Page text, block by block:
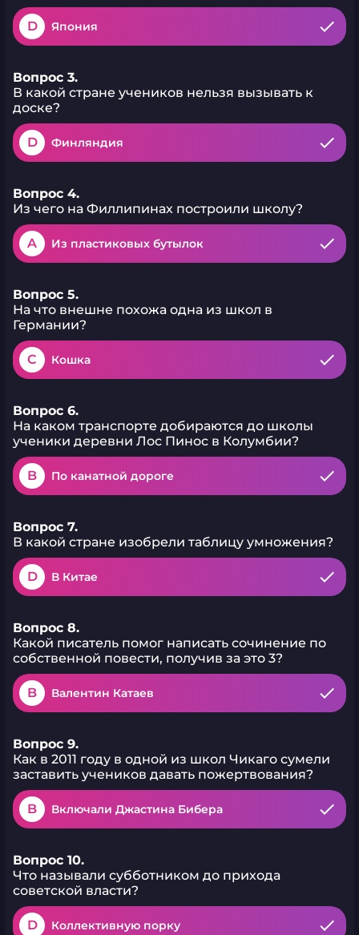
D Япония
Вопрос 3.
В какой стране учеников нельзя вызывать к
доске?
D Финляндия
Вопрос 4.
Из чего на Филлипинах построили школу?
A Из пластиковых бутылок
Вопрос 5.
На что внешне похожа одна из школ в
Германии?
C Кошка
Вопрос 6.
На каком транспорте добираются до школы
ученики деревни Лос Пинос в Колумбии?
B По канатной дороге
Вопрос 7.
В какой стране изобрели таблицу умножения?
D В Китае
Вопрос 8.
Какой писатель помог написать сочинение по
собственной повести, получив за это 3?
B Валентин Катаев
Вопрос 9.
Как в 2011 году в одной из школ Чикаго сумели
заставить учеников давать пожертвования?
B Включали Джастина Бибера
Вопрос 10.
Что называли субботником до прихода
советской власти?
D Коллективную порку